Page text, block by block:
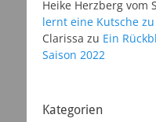
Heike Herzberg vom
lernt eine Kutsche
Clarissa zu Ein
Saison 2022
Kategorien